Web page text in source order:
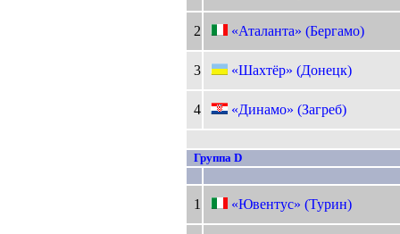
2 «Аталанта» (Бергамо)
3 «Шахтёр» (Донецк)
4 «Динамо» (Загреб)
Группа D
1 «Ювентус» (Турин)